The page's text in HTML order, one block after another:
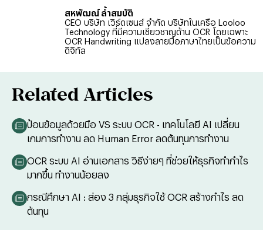
สหพัฒณ์ ล้ำสมบัติ
CEO บริษัท เวิร์ดเซนส์ จำกัด บริษัทในเครือ Looloo
Technology ที่มีความเชี่ยวชาญด้าน OCR โดยเฉพาะ
OCR Handwriting แปลงลายมือภาษาไทยเป็นข้อความ
ดิจิทัล
Related Articles
ป้อนข้อมูลด้วยมือ VS ระบบ OCR - เทคโนโลยี AI เปลี่ยน
เกมการทำงาน ลด Human Error ลดต้นทุนการทำงาน
OCR ระบบ AI อ่านเอกสาร วิธีง่ายๆ ที่ช่วยให้ธุรกิจทำกำไร
มากขึ้น ทำงานน้อยลง
กรณีศึกษา AI : ส่อง 3 กลุ่มธุรกิจใช้ OCR สร้างกำไร ลด
ต้นทุน